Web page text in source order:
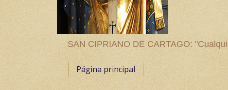
SAN CIPRIANO DE CARTAGO:
Página principal